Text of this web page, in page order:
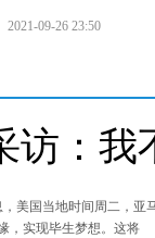
2021-09-26 23:50
访：我
美国当地时间周二，亚
，实现毕生梦想。这将